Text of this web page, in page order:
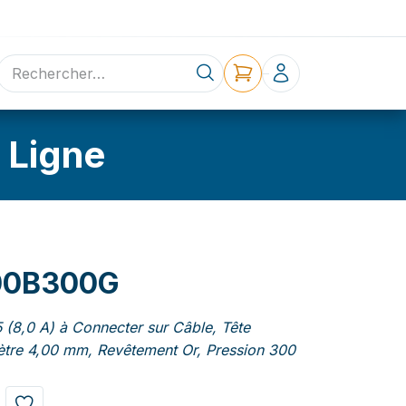
Contact
A) à Connecter sur Câble, Tête
4,00 mm, Revêtement Or, Pression 300